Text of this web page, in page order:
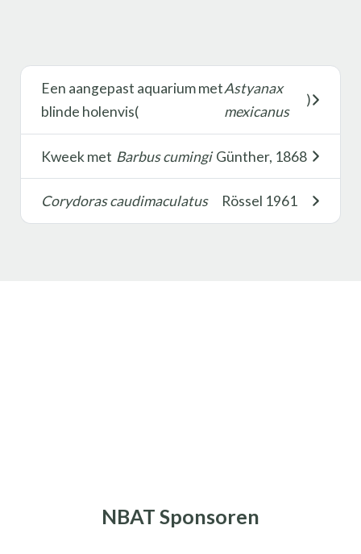
Een aangepast aquarium met
blinde holenvis(
Astyanax
mexicanus
)
Kweek met Barbus cumingi Günther, 1868
Corydoras caudimaculatus Rössel 1961
NBAT Sponsoren